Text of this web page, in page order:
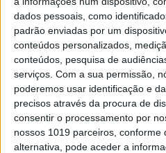
dados pessoais, como
padrão enviadas por um
conteúdos personalizados,
conteúdos, pesquisa de
serviços. Com a sua permissão,
poderemos usar identificação e
precisos através da procura de
consentir o processamento por
nossos 1019 parceiros, conforme
alternativa, pode aceder a
cobardes’’
5
Os Lusíadas são um
uma avenida
6
4 de agosto de 1578. D.
complexa dos símbolos
7
Celebridades que viram
Internet